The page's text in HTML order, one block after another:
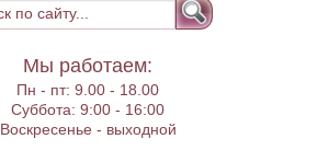
Мы работаем:
Пн - пт:9.00 - 18.00
Суббота:9:00 - 16:00
Воскресенье - выходной